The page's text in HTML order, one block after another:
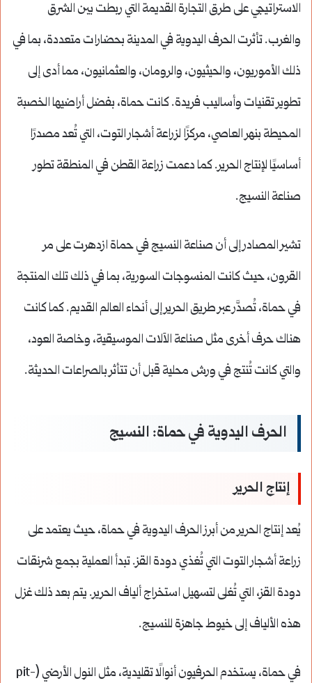
الاستراتيجي على طرق التجارة القديمة التي ربطت بين الشرق
والغرب. تأثرت الحرف اليدوية في المدينة بحضارات متعددة، بما في
ذلك الأموريون، والحيثيون، والرومان، والعثمانيون، مما أدى إلى
تطوير تقنيات وأساليب فريدة. كانت حماة، بفضل أراضيها الخصبة
المحيطة بنهر العاصي، مركزًا لزراعة أشجار التوت، التي تُعد مصدرًا
أساسيًا لإنتاج الحرير. كما دعمت زراعة القطن في المنطقة تطور
صناعة النسيج.
تشير المصادر إلى أن صناعة النسيج في حماة ازدهرت على مر
القرون، حيث كانت المنسوجات السورية، بما في ذلك تلك المنتجة
في حماة، تُصدَّر عبر طريق الحرير إلى أنحاء العالم القديم. كما كانت
هناك حرف أخرى مثل صناعة الآلات الموسيقية، وخاصة العود،
والتي كانت تُنتج في ورش محلية قبل أن تتأثر بالصراعات الحديثة.
الحرف اليدوية في حماة: النسيج
إنتاج الحرير
يُعد إنتاج الحرير من أبرز الحرف اليدوية في حماة، حيث يعتمد على
زراعة أشجار التوت التي تُغذي دودة القز. تبدأ العملية بجمع شرنقات
دودة القز، التي تُغلى لتسهيل استخراج ألياف الحرير. يتم بعد ذلك غزل
هذه الألياف إلى خيوط جاهزة للنسيج.
في حماة، يستخدم الحرفيون أنوالًا تقليدية، مثل النول الأرضي (pit-